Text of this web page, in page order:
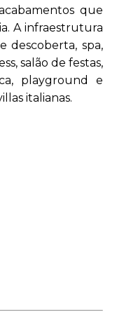
que
A infraestrutura
descoberta, spa,
salão de festas,
playground e
italianas.